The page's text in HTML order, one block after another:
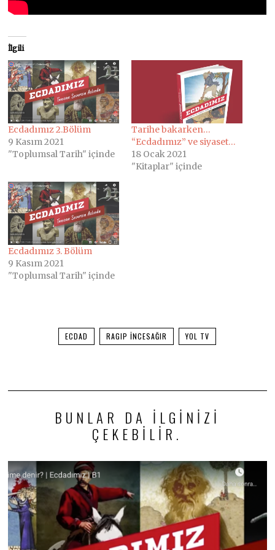
İlgili
Ecdadımız 2.Bölüm
9 Kasım 2021
"Toplumsal Tarih" içinde
Tarihe bakarken…
“Ecdadımız” ve siyaset…
18 Ocak 2021
"Kitaplar" içinde
Ecdadımız 3. Bölüm
9 Kasım 2021
"Toplumsal Tarih" içinde
ECDAD RAGIP İNCESAĞIR YOL TV
BUNLAR DA ILGINIZI
ÇEKEBILIR.